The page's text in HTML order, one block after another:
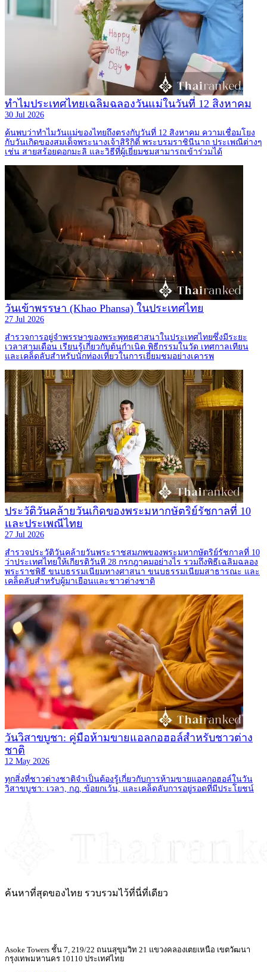
ทำไมประเทศไทยเฉลิมฉลองวันแม่ในวันที่ 12 สิงหาคม
30 Jul 2026
ค้นพบว่าทำไมวันแม่ของไทยถึงตรงกับวันที่ 12 สิงหาคม ความเชื่อมโยง
กับวันเกิดของสมเด็จพระนางเจ้าสิริกิติ์ พระบรมราชินีนาถ ประเพณีต่างๆ
เช่น สายสร้อยดอกมะลิ และวิธีที่ผู้เยี่ยมชมสามารถเข้าร่วมได้
วันเข้าพรรษา (Khao Phansa) ในประเทศไทย
27 Jul 2026
สำรวจการอยู่จำพรรษาของพระพุทธศาสนาในประเทศไทยซึ่งมีระยะ
เวลาสามเดือน เรียนรู้เกี่ยวกับต้นกำเนิด พิธีกรรมในวัด เทศกาลเทียน
และเคล็ดลับสำหรับนักท่องเที่ยวในการเยี่ยมชมอย่างเคารพ
ประวัติวันคล้ายวันเกิดของพระมหากษัตริย์รัชกาลที่ 10
และประเพณีไทย
27 Jul 2026
สำรวจประวัติวันคล้ายวันพระราชสมภพของพระมหากษัตริย์รัชกาลที่ 10
ว่าประเทศไทยให้เกียรติวันที 28 กรกฎาคมอย่างไร รวมถึงพิธีเฉลิมฉลอง
พระราชพิธี ขนบธรรมเนียมทางศาสนา ขนบธรรมเนียมสาธารณะ และ
เคล็ดลับสำหรับผู้มาเยือนและชาวต่างชาติ
วันวิสาขบูชา: คู่มือห้ามขายแอลกอฮอล์สำหรับชาวต่าง
ชาติ
12 May 2026
ทุกสิ่งที่ชาวต่างชาติจำเป็นต้องรู้เกี่ยวกับการห้ามขายแอลกอฮอล์ในวัน
วิสาขบูชา: เวลา, กฎ, ข้อยกเว้น, และเคล็ดลับการอยู่รอดที่มีประโยชน์
ค้นหาที่สุดของไทย รวบรวมไว้ที่นี่ที่เดียว
Asoke Towers ชั้น 7, 219/22 ถนนสุขุมวิท 21 แขวงคลองเตยเหนือ เขตวัฒนา
กรุงเทพมหานคร 10110 ประเทศไทย